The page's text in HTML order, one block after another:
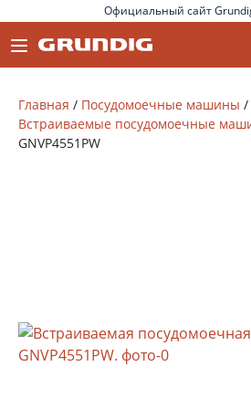
Официальный сайт
Главная / Посудомоечные машины /
Встраиваемые посудомоечные
GNVP4551PW